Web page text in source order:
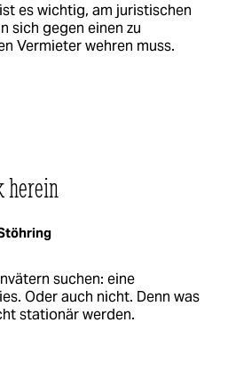
es wichtig, am juristischen
sich gegen einen zu
Vermieter wehren muss.
herein
suchen: eine
Oder auch nicht. Denn was
stationär werden.